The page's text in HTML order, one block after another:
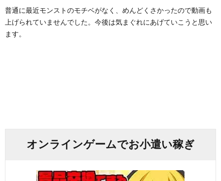
普通に最近モンストのモチベがなく、めんどくさかったので動画も
上げられていませんでした。今後は気まぐれにあげていこうと思い
ます。
オンラインゲームでお小遣い稼ぎ